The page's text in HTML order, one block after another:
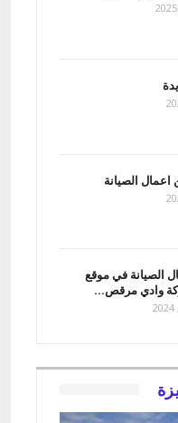
اعمال الصيانة
الصيانة في موقع
وادي مرقص…